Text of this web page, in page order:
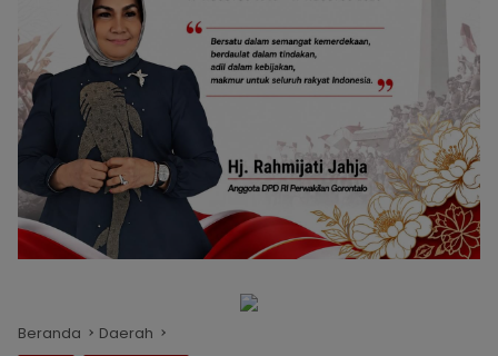
Beranda Daerah